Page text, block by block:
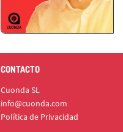
CONTACTO
Cuonda SL
info@cuonda.com
Política de Privacidad